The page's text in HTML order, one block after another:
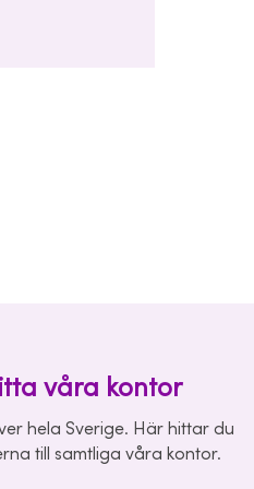
våra kontor
hela Sverige. Här hittar du
till samtliga våra kontor.